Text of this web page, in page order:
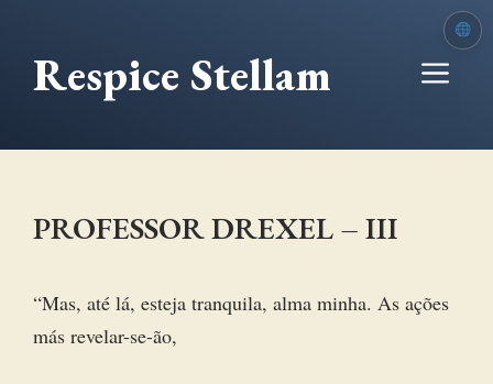
Respice Stellam
PROFESSOR DREXEL – III
“Mas, até lá, esteja tranquila, alma minha. As ações
más revelar-se-ão,